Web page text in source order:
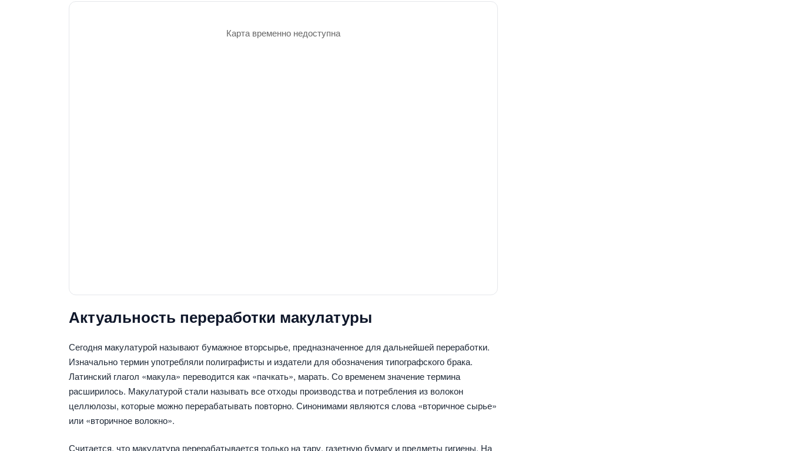
Карта временно недоступна
Актуальность переработки макулатуры
Сегодня макулатурой называют бумажное вторсырье, предназначенное для дальнейшей переработки.
Изначально термин употребляли полиграфисты и издатели для обозначения типографского брака.
Латинский глагол «макула» переводится как «пачкать», марать. Со временем значение термина
расширилось. Макулатурой стали называть все отходы производства и потребления из волокон
целлюлозы, которые можно перерабатывать повторно. Синонимами являются слова «вторичное сырье»
или «вторичное волокно».
Считается, что макулатура перерабатывается только на тару, газетную бумагу и предметы гигиены. На